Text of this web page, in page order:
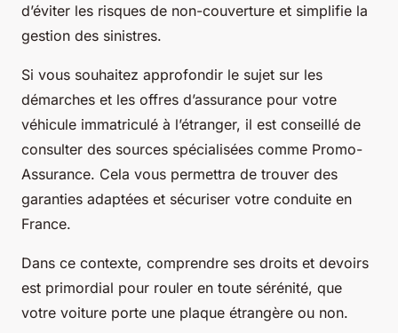
d’éviter les risques de non-couverture et simplifie la
gestion des sinistres.
Si vous souhaitez approfondir le sujet sur les
démarches et les offres d’assurance pour votre
véhicule immatriculé à l’étranger, il est conseillé de
consulter des sources spécialisées comme Promo-
Assurance. Cela vous permettra de trouver des
garanties adaptées et sécuriser votre conduite en
France.
Dans ce contexte, comprendre ses droits et devoirs
est primordial pour rouler en toute sérénité, que
votre voiture porte une plaque étrangère ou non.